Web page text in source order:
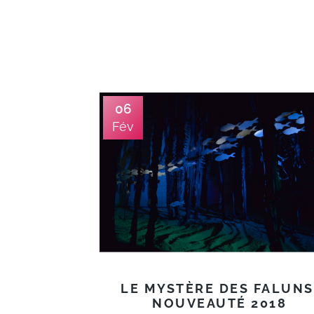
06
Fév
LE MYSTÈRE DES
NOUVEAUTÉ 2018